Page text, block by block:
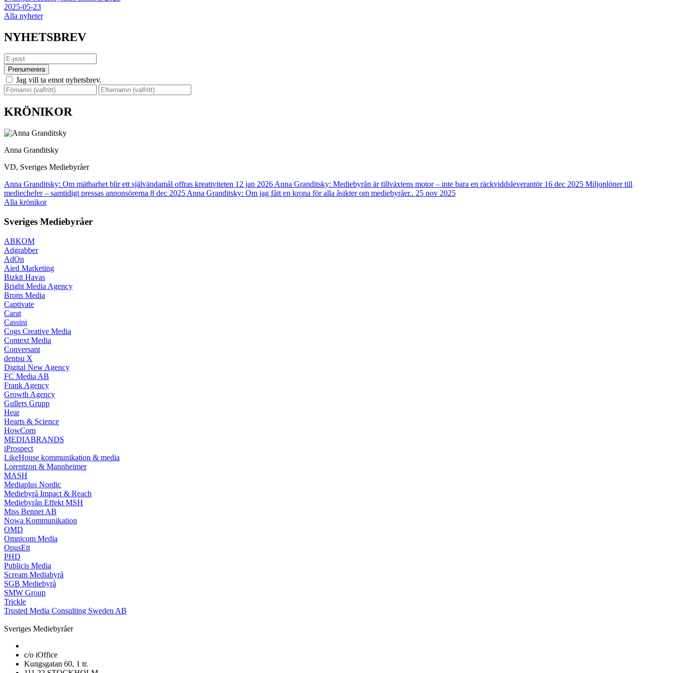
2025-05-23
Alla nyheter
NYHETSBREV
Prenumerera
Jag vill ta emot nyhetsbrev.
KRÖNIKOR
Anna Granditsky
VD, Sveriges Mediebyråer
Anna Granditsky: Om mätbarhet blir ett självändamål offras kreativiteten 12 jan 2026 Anna Granditsky: Mediebyrån är tillväxtens motor – inte bara en räckviddsleverantör16 dec 2025 Miljonlöner till
mediechefer – samtidigt pressas annonsörerna 8 dec 2025 Anna Granditsky: Om jag fått en krona för alla åsikter om mediebyråer.. 25 nov 2025
Alla krönikor
Sveriges Mediebyråer
ABKOM
Adgrabber
AdOn
Aied Marketing
Bizkit Havas
Bright Media Agency
Brons Media
Captivate
Carat
Cassini
Cogs Creative Media
Context Media
Conversant
dentsu X
Digital New Agency
FC Media AB
Frank Agency
Growth Agency
Gullers Grupp
Hear
Hearts & Science
HowCom
MEDIABRANDS
iProspect
LikeHouse kommunikation & media
Lorentzon & Mannheimer
MASH
Mediaplus Nordic
Mediebyrå Impact & Reach
Mediebyrån Effekt MSH
Miss Bennet AB
Nowa Kommunikation
OMD
Omnicom Media
OpusEtt
PHD
Publicis Media
Scream Mediabyrå
SGB Mediebyrå
SMW Group
Trickle
Trusted Media Consulting Sweden AB
Sveriges Mediebyråer
c/o iOffice
Kungsgatan 60, 1 tr.